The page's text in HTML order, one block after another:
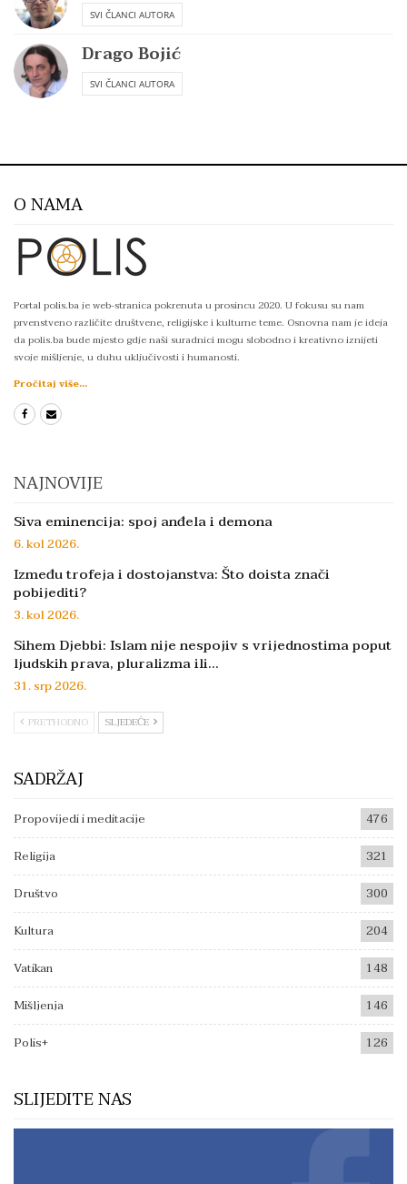
SVI ČLANCI AUTORA
Drago Bojić
SVI ČLANCI AUTORA
O NAMA
Portal polis.ba je web-stranica pokrenuta u prosincu 2020. U fokusu su nam
prvenstveno različite društvene, religijske i kulturne teme. Osnovna nam je ideja
da polis.ba bude mjesto gdje naši suradnici mogu slobodno i kreativno iznijeti
svoje mišljenje, u duhu uključivosti i humanosti.
Pročitaj više...
NAJNOVIJE
Siva eminencija: spoj anđela i demona
6. kol 2026.
Između trofeja i dostojanstva: Što doista znači
pobijediti?
3. kol 2026.
Sihem Djebbi: Islam nije nespojiv s vrijednostima poput
ljudskih prava, pluralizma ili…
31. srp 2026.
PRETHODNO SLJEDEĆE
SADRŽAJ
Propovijedi i meditacije
476
Religija
321
Društvo
300
Kultura
204
Vatikan
148
Mišljenja
146
Polis+
126
SLIJEDITE NAS